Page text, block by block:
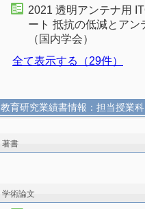
2021 透明アンテナ用
ート 抵抗の低減とア
（国内学会）
全て表示する（29件）
教育研究業績書情報：担当授業
著書
学術論文